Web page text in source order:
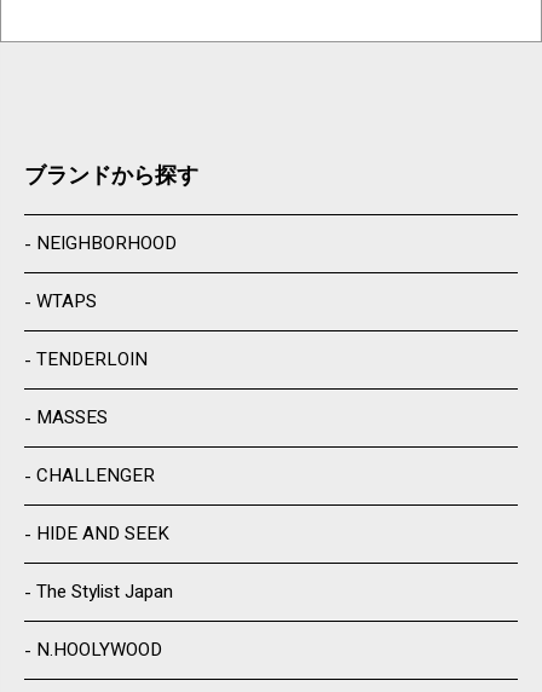
ブランドから探す
NEIGHBORHOOD
WTAPS
TENDERLOIN
MASSES
CHALLENGER
HIDE AND SEEK
The Stylist Japan
N.HOOLYWOOD